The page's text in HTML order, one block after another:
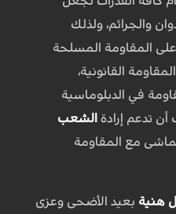
والجرائم، ولذلك
المقاومة المسلحة
القانونية،
في الدبلوماسية
تدعم إرادة الشعب
مع المقاومة
هنية بعيد الأضحى وعزى